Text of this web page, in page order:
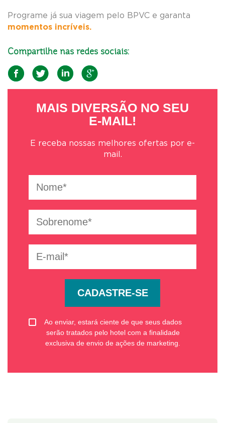
Programe já sua viagem pelo BPVC e garanta
momentos incríveis.
Compartilhe nas redes sociais:
MAIS DIVERSÃO NO SEU
E-MAIL!
E receba nossas melhores ofertas por e-
mail.
CADASTRE-SE
Ao enviar, estará ciente de que seus dados
serão tratados pelo hotel com a finalidade
exclusiva de envio de ações de marketing.